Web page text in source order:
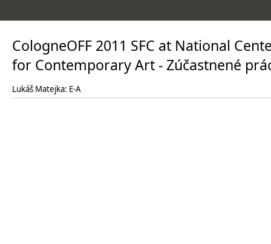
CologneOFF 2011 SFC at National
for Contemporary Art - Zúčastnené
Lukáš Matejka: E-A